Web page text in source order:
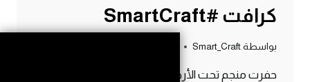
كرافت #SmartCraft
بواسطة Smart_Craft
حفرت منجم تحت الأرض واكتشفت منجم كبير وفيه